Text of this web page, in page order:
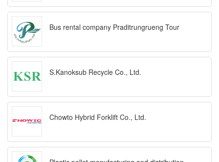
Bus rental company Praditrungrueng Tour
S.Kanoksub Recycle Co., Ltd.
Chowto Hybrid Forklift Co., Ltd.